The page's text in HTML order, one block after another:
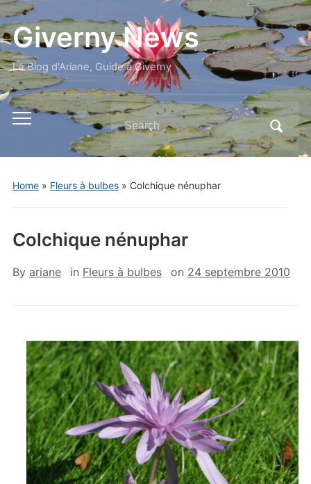
Giverny News
Le Blog d'Ariane, Guide à Giverny
Toggle
menu
Search
for:
Home» Fleurs à bulbes» Colchique nénuphar
Colchique nénuphar
By ariane in Fleurs à bulbes on 24 septembre 2010